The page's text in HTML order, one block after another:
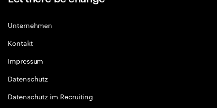
Unternehmen
Kontakt
Impressum
Datenschutz
Datenschutz im Recruiting